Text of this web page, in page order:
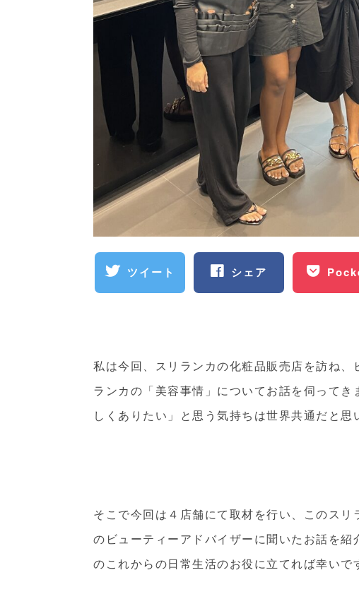
ツイート シェア
私は今回、スリランカの化粧品販売店を訪ね
ランカの「美容事情」についてお話を伺って
しくありたい」と思う気持ちは世界共通だと思
そこで今回は４店舗にて取材を行い、このス
のビューティーアドバイザーに聞いたお話を
のこれからの日常生活のお役に立てれば幸いで